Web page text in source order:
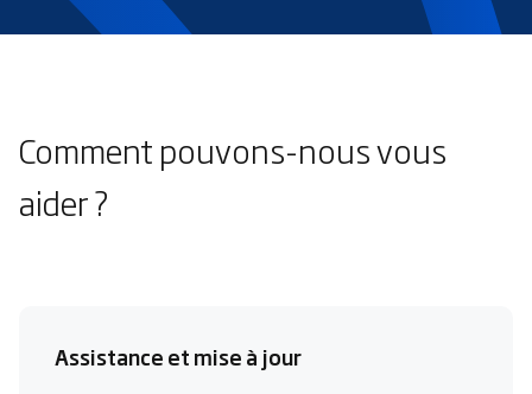
Comment pouvons-nous vous
aider ?
Assistance et mise à jour